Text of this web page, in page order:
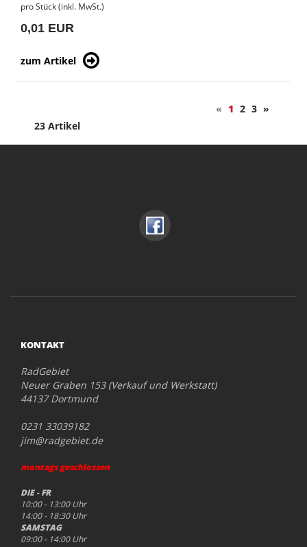
pro Stück (inkl. MwSt.)
0,01 EUR
zum Artikel
« 1 2 3 »
23 Artikel
KONTAKT
RadGebiet
Neuer Graben 153 (Verkauf und Werkstatt)
44137 Dortmund
0231 33039182
jim@radgebiet.de
montags geschlossen
DIE - FR
10:00 - 13:00 Uhr
14:00 - 18:30 Uhr
SAMSTAG
09:00 - 14:00 Uhr